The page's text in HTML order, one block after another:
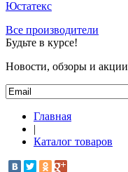
Юстатекс
Все производители
Будьте в курсе!
Новости, обзоры и акции
Главная
|
Каталог товаров